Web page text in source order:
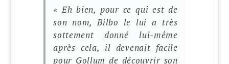
« Eh bien, pour ce qui est de
son nom, Bilbo le lui a très
sottement donné lui-même
après cela, il devenait facile
pour Gollum de découvrir son